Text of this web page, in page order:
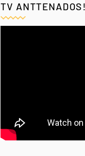
TV ANTTENADOS!